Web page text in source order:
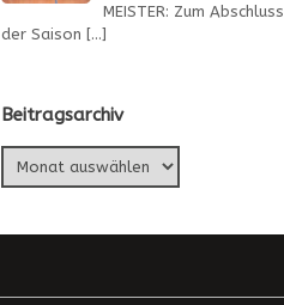
MEISTER: Zum Abschluss
der Saison […]
Beitragsarchiv